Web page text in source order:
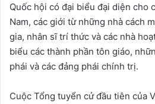
Quốc hội có đại biểu đại diện cho
Nam, các giới từ những nhà cách
gia, nhân sĩ trí thức và các nhà
biểu các thành phần tôn giáo,
phái và các đảng phái chính trị.
Cuộc Tổng tuyển cử đầu tiên của